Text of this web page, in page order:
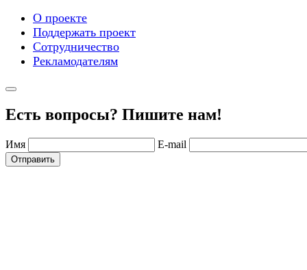
О проекте
Поддержать проект
Сотрудничество
Рекламодателям
Есть вопросы? Пишите нам!
Имя E-mail